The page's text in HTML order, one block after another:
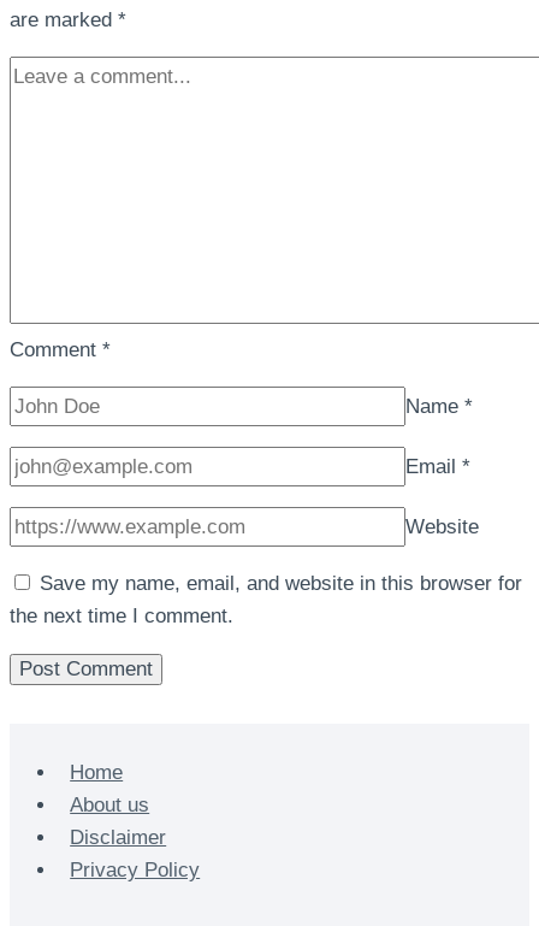
are marked *
Comment *
Name *
Email *
Website
Save my name, email, and website in this browser for
the next time I comment.
Home
About us
Disclaimer
Privacy Policy